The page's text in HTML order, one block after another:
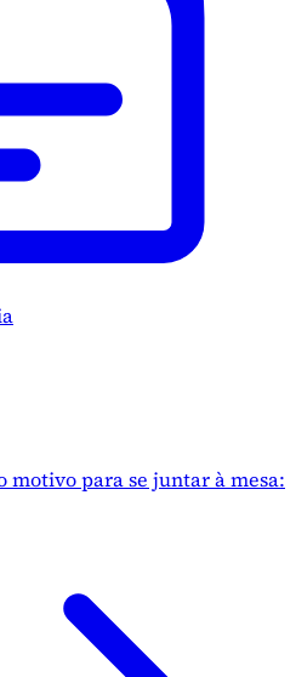
motivo para se juntar à mesa: